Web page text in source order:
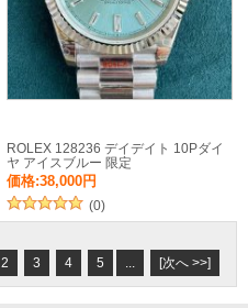
ROLEX 128236 デイデイト 10Pダイ
ヤ アイスブルー 限定
価格:38,000円
(0)
2 3 4 5 ... [次へ >>]